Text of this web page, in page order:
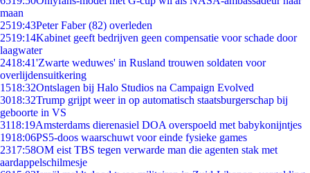
maan
2519:43Peter Faber (82) overleden
2519:14Kabinet geeft bedrijven geen compensatie voor schade door
laagwater
2418:41'Zwarte weduwes' in Rusland trouwen soldaten voor
overlijdensuitkering
1518:32Ontslagen bij Halo Studios na Campaign Evolved
3018:32Trump grijpt weer in op automatisch staatsburgerschap bij
geboorte in VS
3118:19Amsterdams dierenasiel DOA overspoeld met babykonijntjes
1918:06PS5-doos waarschuwt voor einde fysieke games
2317:58OM eist TBS tegen verwarde man die agenten stak met
aardappelschilmesje